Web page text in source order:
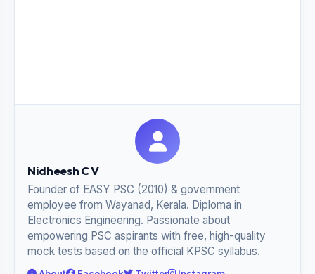
Nidheesh C V
Founder of EASY PSC (2010) & government
employee from Wayanad, Kerala. Diploma in
Electronics Engineering. Passionate about
empowering PSC aspirants with free, high-quality
mock tests based on the official KPSC syllabus.